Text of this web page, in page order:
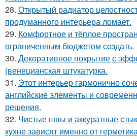
28. Открытый радиатор
продуманного интерьера ломает.
29. Комфортное и тёплое
ограниченным бюджетом создать.
30. Декоративное покрытие с
(венецианская штукатурка.
31. Этот интерьер гармонично
английские элементы и
решения.
32. Чистые швы и аккуратные
кухне зависят именно от